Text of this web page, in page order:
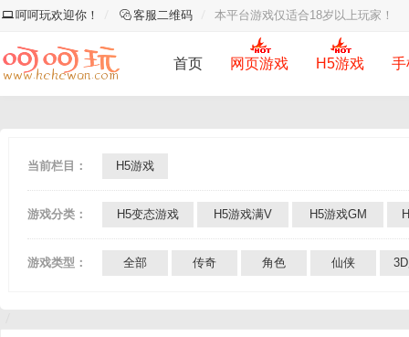
呵呵玩欢迎你！ 客服二维码 本平台游戏仅适合18岁以上玩家！
首页 网页游戏 H5游戏 手
当前栏目： H5游戏
游戏分类： H5变态游戏 H5游戏满V H5游戏GM
游戏类型： 全部 传奇 角色 仙侠